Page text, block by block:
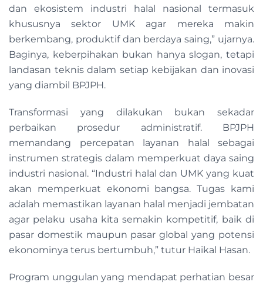
dan ekosistem industri halal nasional termasuk
khususnya sektor UMK agar mereka makin
berkembang, produktif dan berdaya saing,” ujarnya.
Baginya, keberpihakan bukan hanya slogan, tetapi
landasan teknis dalam setiap kebijakan dan inovasi
yang diambil BPJPH.
Transformasi yang dilakukan bukan sekadar
perbaikan prosedur administratif. BPJPH
memandang percepatan layanan halal sebagai
instrumen strategis dalam memperkuat daya saing
industri nasional. “Industri halal dan UMK yang kuat
akan memperkuat ekonomi bangsa. Tugas kami
adalah memastikan layanan halal menjadi jembatan
agar pelaku usaha kita semakin kompetitif, baik di
pasar domestik maupun pasar global yang potensi
ekonominya terus bertumbuh,” tutur Haikal Hasan.
Program unggulan yang mendapat perhatian besar